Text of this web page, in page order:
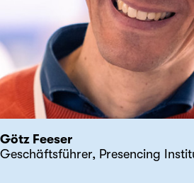
Götz Feeser
Geschäftsführer, Presencing